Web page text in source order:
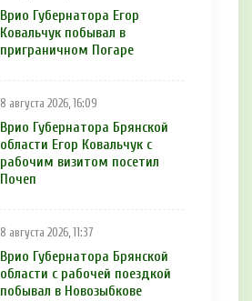
Врио Губернатора Егор
Ковальчук побывал в
приграничном Погаре
8 августа 2026, 16:09
Врио Губернатора Брянской
области Егор Ковальчук с
рабочим визитом посетил
Почеп
8 августа 2026, 11:37
Врио Губернатора Брянской
области с рабочей поездкой
побывал в Новозыбкове